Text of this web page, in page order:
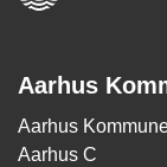
Aarhus
Aarhus
Aarhus C